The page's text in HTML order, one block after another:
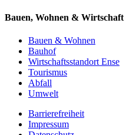
Bauen, Wohnen & Wirtschaft
Bauen & Wohnen
Bauhof
Wirtschaftsstandort Ense
Tourismus
Abfall
Umwelt
Barrierefreiheit
Impressum